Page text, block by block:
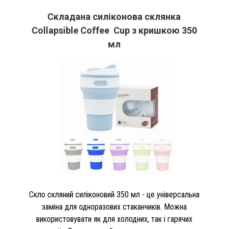
Складана силіконова склянка
Collapsible Coffee Cup з кришкою 350
мл
Скло скляний силіконовий 350 мл - це універсальна
заміна для одноразових стаканчиків. Можна
використовувати як для холодних, так і гарячих